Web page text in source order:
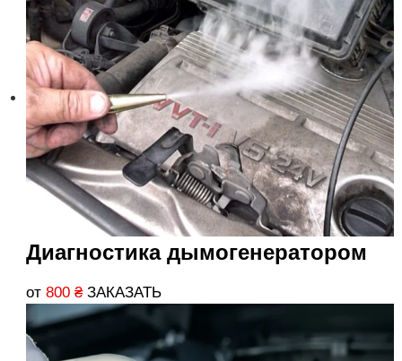
Диагностика дымогенератором
от 800 ₴ ЗАКАЗАТЬ